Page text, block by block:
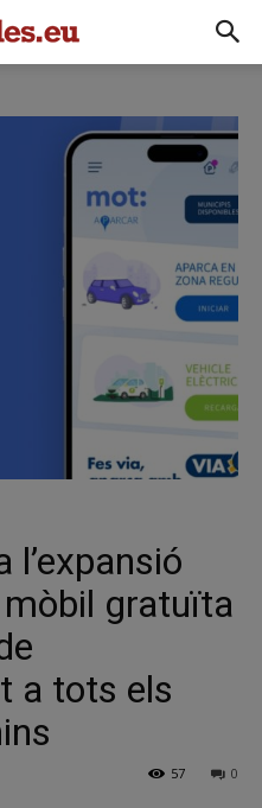
l’expansió
mòbil gratuïta
a tots els
0
57